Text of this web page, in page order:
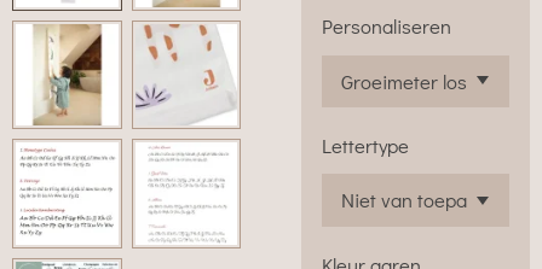
Personaliseren
Lettertype